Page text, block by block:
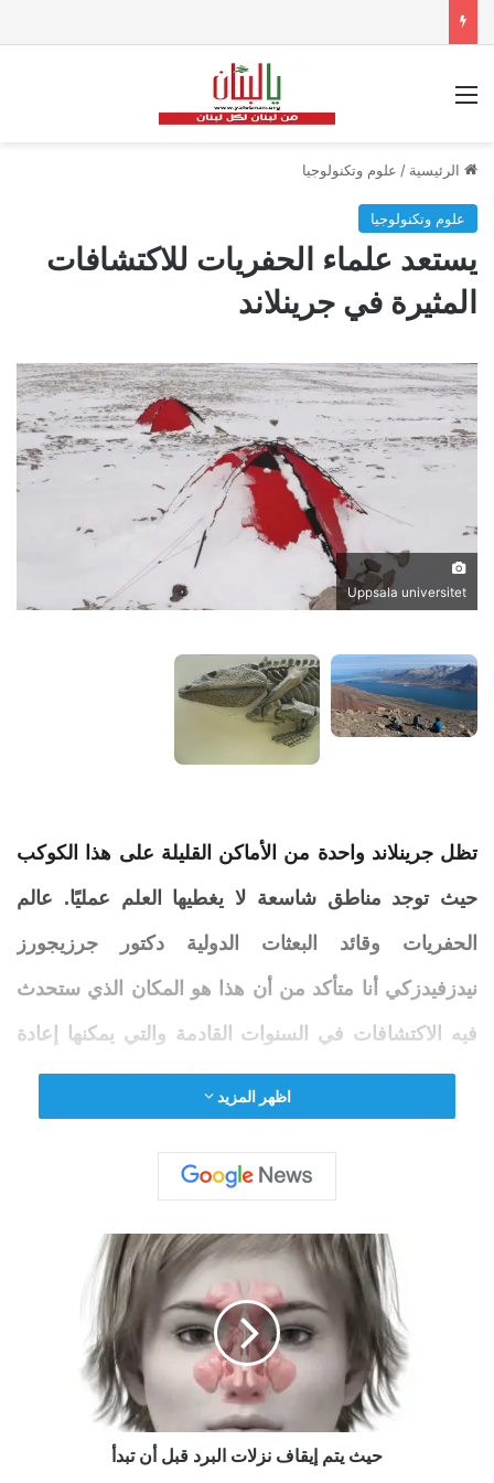
الرئيسية / علوم وتكنولوجيا
علوم وتكنولوجيا
يستعد علماء الحفريات للاكتشافات
المثيرة في جرينلاند
Uppsala universitet
تظلجرينلاند واحدة من الأماكن القليلة على هذا الكوكب
حيث توجد مناطق شاسعة لا يغطيها العلم عمليًا. عالم
الحفريات وقائد البعثات الدولية دكتور جرزيجورز
نيدزفيدزكي أنا متأكد من أن هذا هو المكان الذي ستحدث
فيه الاكتشافات في السنوات القادمة والتي يمكنها إعادة
كتابة الكتب المدرسية. يسميها “الألعاب النارية العلمية”
القادمة.
الصحراء القطبية
منها مخفية تحت الغطاء الجليدي. تعمل البعثات
الاستكشافية لفريق Niedzwiedzki في الشمال الشرقي،
حيث لا يوجد جليد. إنها صحراء جبلية قطبية قاسية لا يوجد
بها نباتات ولا تربة تقريبًا.
اظهر المزيد
حيث يتم إيقاف نزلات البرد قبل أن تبدأ